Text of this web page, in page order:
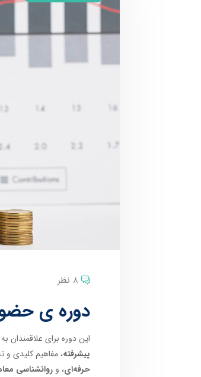
8 نظر
دوره ی
این دوره برای علاقمندان به
پیشرفته، مفاهیم کلیدی
حرفه‌ای، و روانشناسی